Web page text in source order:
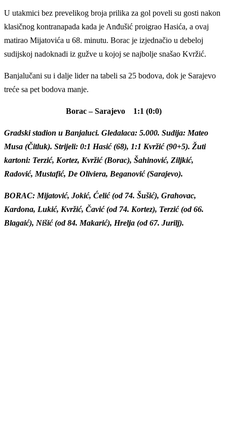
U utakmici bez prevelikog broja prilika za gol poveli su gosti nakon
klasičnog kontranapada kada je Anđušić proigrao Hasića, a ovaj
matirao Mijatovića u 68. minutu. Borac je izjednačio u debeloj
sudijskoj nadoknadi iz gužve u kojoj se najbolje snašao Kvržić.
Banjalučani su i dalje lider na tabeli sa 25 bodova, dok je Sarajevo
treće sa pet bodova manje.
Borac – Sarajevo 1:1 (0:0)
Gradski stadion u Banjaluci. Gledalaca: 5.000. Sudija: Mateo
Musa (Čitluk). Strijeli: 0:1 Hasić (68), 1:1 Kvržić (90+5). Žuti
kartoni: Terzić, Kortez, Kvržić (Borac), Šahinović, Ziljkić,
Radović, Mustafić, De Oliviera, Beganović (Sarajevo).
BORAC: Mijatović, Jokić, Ćelić (od 74. Šušić), Grahovac,
Kardona, Lukić, Kvržić, Čavić (od 74. Kortez), Terzić (od 66.
Blagaić), Nišić (od 84. Makarić), Hrelja (od 67. Jurilj).